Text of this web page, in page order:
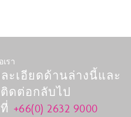
รา
ะเอียดด้านล่างนี้และ
ดต่อกลับไป
+66(0) 2632 9000